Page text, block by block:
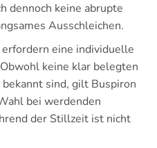
dennoch keine abrupte
Ausschleichen.
eine individuelle
keine klar belegten
sind, gilt Buspiron
bei werdenden
der Stillzeit ist nicht